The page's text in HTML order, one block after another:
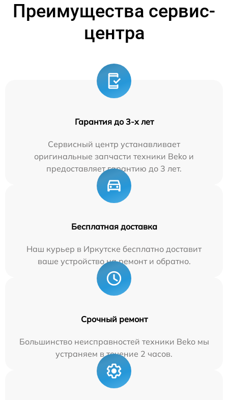
Преимущества сервис-
центра
Гарантия до 3-х лет
Сервисный центр устанавливает
оригинальные запчасти техники Beko и
предоставляет гарантию до 3 лет.
Бесплатная доставка
Наш курьер в Иркутске бесплатно доставит
ваше устройство на ремонт и обратно.
Срочный ремонт
Большинство неисправностей техники Beko мы
устраняем в течение 2 часов.